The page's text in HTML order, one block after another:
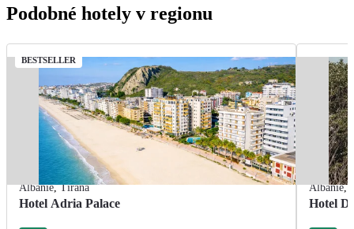
Podobné hotely v regionu
BESTSELLER
Albánie,Tirana
Hotel Adria Palace
Albánie,
Hotel